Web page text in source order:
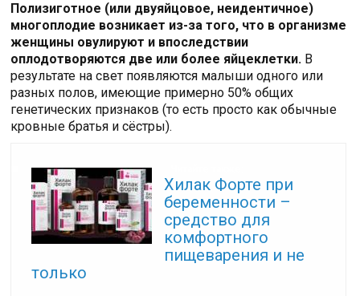
Полизиготное (или двуяйцовое, неидентичное)
многоплодие возникает из-за того, что в организме
женщины овулируют и впоследствии
оплодотворяются две или более яйцеклетки. В
результате на свет появляются малыши одного или
разных полов, имеющие примерно 50% общих
генетических признаков (то есть просто как обычные
кровные братья и сёстры).
Хилак Форте при
беременности –
средство для
комфортного
пищеварения и не
только